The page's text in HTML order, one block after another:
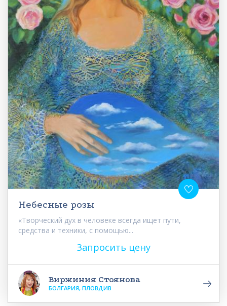
Небесные розы
«Творческий дух в человеке всегда ищет пути,
средства и техники, с помощью...
Запросить цену
Виржиния Стоянова
БОЛГАРИЯ, ПЛОВДИВ